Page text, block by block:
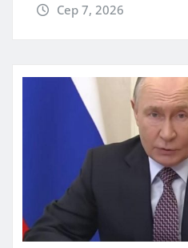
Сер 7, 2026